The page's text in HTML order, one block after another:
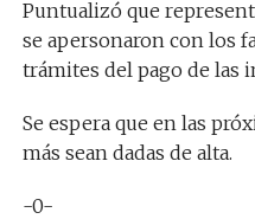
Puntualizó que
se apersonaron con los
trámites del pago de las
Se espera que en las
más sean dadas de alta.
-0-